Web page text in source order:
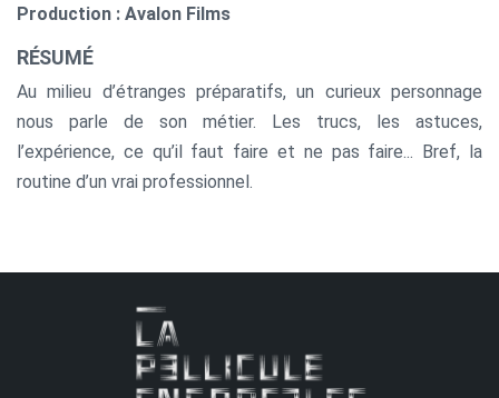
Production : Avalon Films
RÉSUMÉ
Au milieu d’étranges préparatifs, un curieux personnage
nous parle de son métier. Les trucs, les astuces,
l’expérience, ce qu’il faut faire et ne pas faire... Bref, la
routine d’un vrai professionnel.